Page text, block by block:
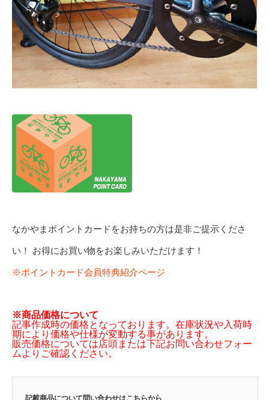
なかやまポイントカードをお持ちの方は是非ご提示くださ
い！ お得にお買い物をお楽しみいただけます！
※ポイントカード会員特典紹介ページ
※商品価格について
記事作成時の価格となっております。在庫状況や入荷時
期により価格や仕様が変動する事があります。
販売価格については店頭または下記お問い合わせフォー
ムよりご確認ください。
記載商品について問い合わせはこちらから